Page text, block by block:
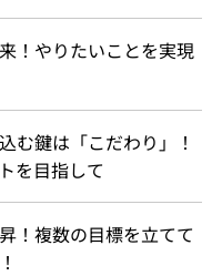
！やりたいことを実現
む鍵は「こだわり」！
を目指して
！複数の目標を立てて